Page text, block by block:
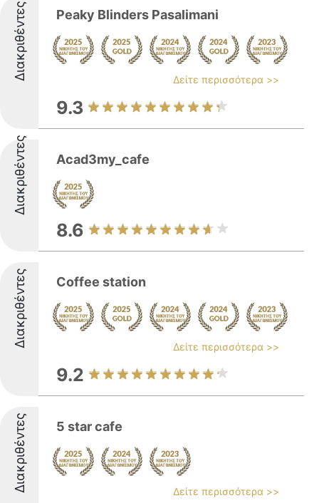
Διακριθέντες Peaky Blinders Pasalimani
Δείτε περισσότερα >>
9.3
Διακριθέντες Acad3my_cafe
8.6
Διακριθέντες Coffee station
Δείτε περισσότερα >>
9.2
Διακριθέντες 5 star cafe
Δείτε περισσότερα >>